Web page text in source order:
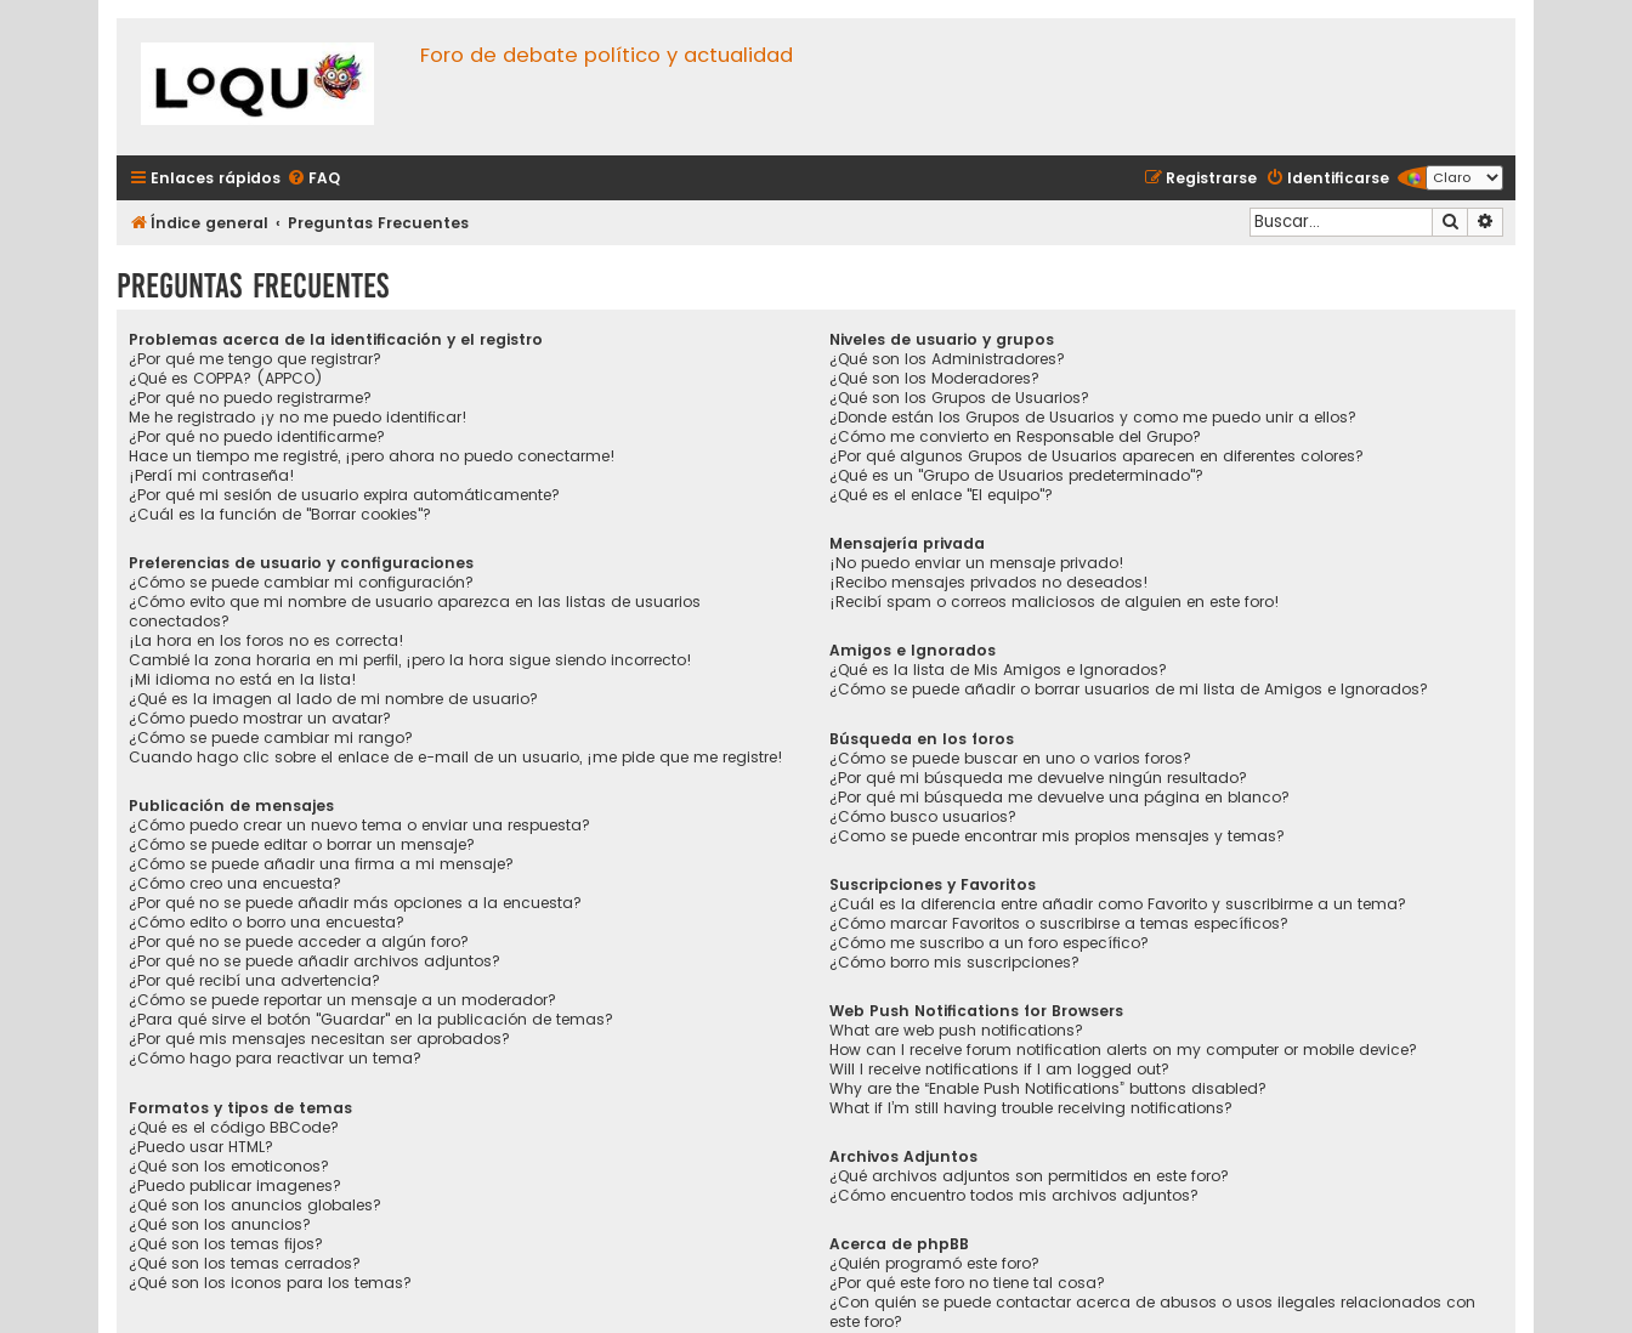
Foro de debate político y actualidad
Enlaces rápidos FAQ Identificarse
Registrarse
Índice general Preguntas Frecuentes Buscar
Preguntas Frecuentes
Problemas acerca de la identificación y el registro
¿Por qué me tengo que registrar?
¿Qué es COPPA? (APPCO)
¿Por qué no puedo registrarme?
Me he registrado ¡y no me puedo identificar!
¿Por qué no puedo identificarme?
Hace un tiempo me registré, ¡pero ahora no puedo conectarme!
¡Perdí mi contraseña!
¿Por qué mi sesión de usuario expira automáticamente?
¿Cuál es la función de "Borrar cookies"?
Preferencias de usuario y configuraciones
¿Cómo se puede cambiar mi configuración?
¿Cómo evito que mi nombre de usuario aparezca en las listas de usuarios
conectados?
¡La hora en los foros no es correcta!
Cambié la zona horaria en mi perfil, ¡pero la hora sigue siendo incorrecto!
¡Mi idioma no está en la lista!
¿Qué es la imagen al lado de mi nombre de usuario?
¿Cómo puedo mostrar un avatar?
¿Cómo se puede cambiar mi rango?
Cuando hago clic sobre el enlace de e-mail de un usuario, ¡me pide que me registre!
Publicación de mensajes
¿Cómo puedo crear un nuevo tema o enviar una respuesta?
¿Cómo se puede editar o borrar un mensaje?
¿Cómo se puede añadir una firma a mi mensaje?
¿Cómo creo una encuesta?
¿Por qué no se puede añadir más opciones a la encuesta?
¿Cómo edito o borro una encuesta?
¿Por qué no se puede acceder a algún foro?
¿Por qué no se puede añadir archivos adjuntos?
¿Por qué recibí una advertencia?
¿Cómo se puede reportar un mensaje a un moderador?
¿Para qué sirve el botón "Guardar" en la publicación de temas?
¿Por qué mis mensajes necesitan ser aprobados?
¿Cómo hago para reactivar un tema?
Formatos y tipos de temas
¿Qué es el código BBCode?
¿Puedo usar HTML?
¿Qué son los emoticonos?
¿Puedo publicar imagenes?
¿Qué son los anuncios globales?
¿Qué son los anuncios?
¿Qué son los temas fijos?
¿Qué son los temas cerrados?
¿Qué son los iconos para los temas?
Niveles de usuario y grupos
¿Qué son los Administradores?
¿Qué son los Moderadores?
¿Qué son los Grupos de Usuarios?
¿Donde están los Grupos de Usuarios y como me puedo unir a ellos?
¿Cómo me convierto en Responsable del Grupo?
¿Por qué algunos Grupos de Usuarios aparecen en diferentes colores?
¿Qué es un "Grupo de Usuarios predeterminado"?
¿Qué es el enlace "El equipo"?
Mensajería privada
¡No puedo enviar un mensaje privado!
¡Recibo mensajes privados no deseados!
¡Recibí spam o correos maliciosos de alguien en este foro!
Amigos e Ignorados
¿Qué es la lista de Mis Amigos e Ignorados?
¿Cómo se puede añadir o borrar usuarios de mi lista de Amigos e Ignorados?
Búsqueda en los foros
¿Cómo se puede buscar en uno o varios foros?
¿Por qué mi búsqueda me devuelve ningún resultado?
¿Por qué mi búsqueda me devuelve una página en blanco?
¿Cómo busco usuarios?
¿Como se puede encontrar mis propios mensajes y temas?
Suscripciones y Favoritos
¿Cuál es la diferencia entre añadir como Favorito y suscribirme a un tema?
¿Cómo marcar Favoritos o suscribirse a temas específicos?
¿Cómo me suscribo a un foro específico?
¿Cómo borro mis suscripciones?
Web Push Notifications for Browsers
What are web push notifications?
How can I receive forum notification alerts on my computer or mobile device?
Will I receive notifications if I am logged out?
Why are the “Enable Push Notifications” buttons disabled?
What if I’m still having trouble receiving notifications?
Archivos Adjuntos
¿Qué archivos adjuntos son permitidos en este foro?
¿Cómo encuentro todos mis archivos adjuntos?
Acerca de phpBB
¿Quién programó este foro?
¿Por qué este foro no tiene tal cosa?
¿Con quién se puede contactar acerca de abusos o usos ilegales relacionados con
este foro?